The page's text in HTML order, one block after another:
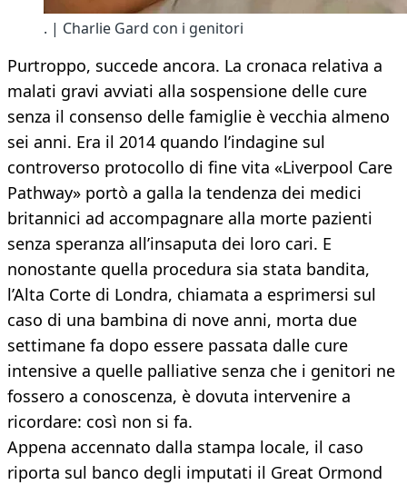
. | Charlie Gard con i genitori
Purtroppo, succede ancora. La cronaca relativa a
malati gravi avviati alla sospensione delle cure
senza il consenso delle famiglie è vecchia almeno
sei anni. Era il 2014 quando l’indagine sul
controverso protocollo di fine vita «Liverpool Care
Pathway» portò a galla la tendenza dei medici
britannici ad accompagnare alla morte pazienti
senza speranza all’insaputa dei loro cari. E
nonostante quella procedura sia stata bandita,
l’Alta Corte di Londra, chiamata a esprimersi sul
caso di una bambina di nove anni, morta due
settimane fa dopo essere passata dalle cure
intensive a quelle palliative senza che i genitori ne
fossero a conoscenza, è dovuta intervenire a
ricordare: così non si fa.
Appena accennato dalla stampa locale, il caso
riporta sul banco degli imputati il Great Ormond